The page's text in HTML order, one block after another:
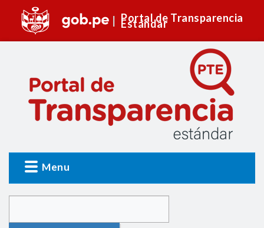
Portal de Transparencia
Estándar
Menu